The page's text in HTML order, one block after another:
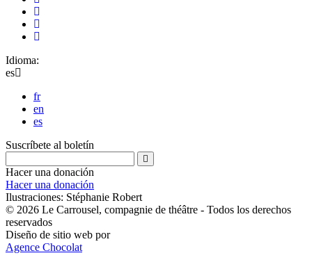
Idioma:
es
fr
en
es
Suscríbete al boletín
Hacer una donación
Hacer una donación
Ilustraciones: Stéphanie Robert
© 2026 Le Carrousel, compagnie de théâtre - Todos los derechos
reservados
Diseño de sitio web por
Agence Chocolat